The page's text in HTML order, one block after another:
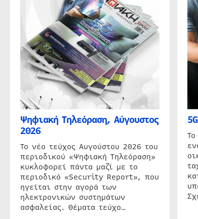
Ψηφιακή Τηλεόραση, Αύγουστος
2026
Το νέο τεύχος Αυγούστου 2026 του
περιοδικού «Ψηφιακή Τηλεόραση»
κυκλοφορεί πάντα μαζί με το
περιοδικό «Security Report», που
ηγείται στην αγορά των
ηλεκτρονικών συστημάτων
ασφαλείας. Θέματα τεύχο…